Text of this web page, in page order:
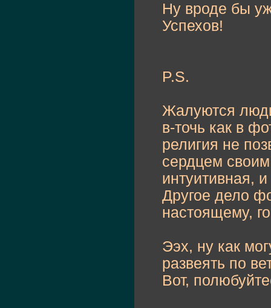
Ну вроде бы
Успехов!
P.S.
Жалуются
в-точь как в
религия не
сердцем
интуитивная,
Другое дело
настоящему,
Ээх, ну как
развеять по
Вот,